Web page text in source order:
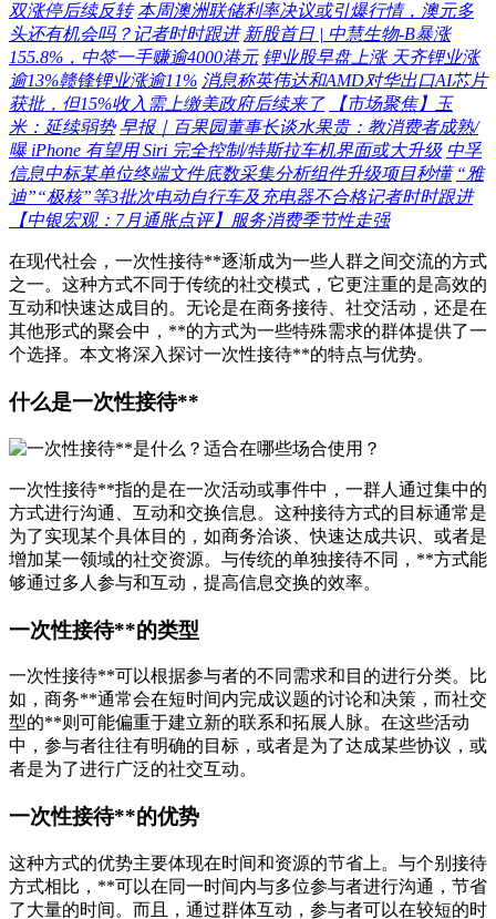
双涨停后续反转 本周澳洲联储利率决议或引爆行情，澳元多
头还有机会吗？记者时时跟进 新股首日 | 中慧生物-B暴涨
155.8%，中签一手赚逾4000港元 锂业股早盘上涨 天齐锂业涨
逾13%赣锋锂业涨逾11% 消息称英伟达和AMD对华出口AI芯片
获批，但15%收入需上缴美政府后续来了
【市场聚焦】玉
米：延续弱势 早报｜百果园董事长谈水果贵：教消费者成熟/
曝 iPhone 有望用 Siri 完全控制/特斯拉车机界面或大升级 中孚
信息中标某单位终端文件底数采集分析组件升级项目秒懂 “雅
迪”“极核”等3批次电动自行车及充电器不合格记者时时跟进
【中银宏观：7月通胀点评】服务消费季节性走强
在现代社会，一次性接待**逐渐成为一些人群之间交流的方式
之一。这种方式不同于传统的社交模式，它更注重的是高效的
互动和快速达成目的。无论是在商务接待、社交活动，还是在
其他形式的聚会中，**的方式为一些特殊需求的群体提供了一
个选择。本文将深入探讨一次性接待**的特点与优势。
什么是一次性接待**
一次性接待**指的是在一次活动或事件中，一群人通过集中的
方式进行沟通、互动和交换信息。这种接待方式的目标通常是
为了实现某个具体目的，如商务洽谈、快速达成共识、或者是
增加某一领域的社交资源。与传统的单独接待不同，**方式能
够通过多人参与和互动，提高信息交换的效率。
一次性接待**的类型
一次性接待**可以根据参与者的不同需求和目的进行分类。比
如，商务**通常会在短时间内完成议题的讨论和决策，而社交
型的**则可能偏重于建立新的联系和拓展人脉。在这些活动
中，参与者往往有明确的目标，或者是为了达成某些协议，或
者是为了进行广泛的社交互动。
一次性接待**的优势
这种方式的优势主要体现在时间和资源的节省上。与个别接待
方式相比，**可以在同一时间内与多位参与者进行沟通，节省
了大量的时间。而且，通过群体互动，参与者可以在较短的时